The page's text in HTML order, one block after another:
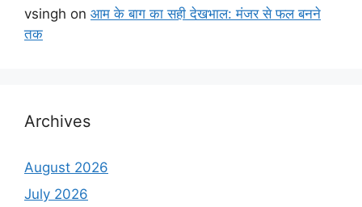
vsingh on आम के बाग का सही देखभाल: मंजर से फल बनने
तक
Archives
August 2026
July 2026